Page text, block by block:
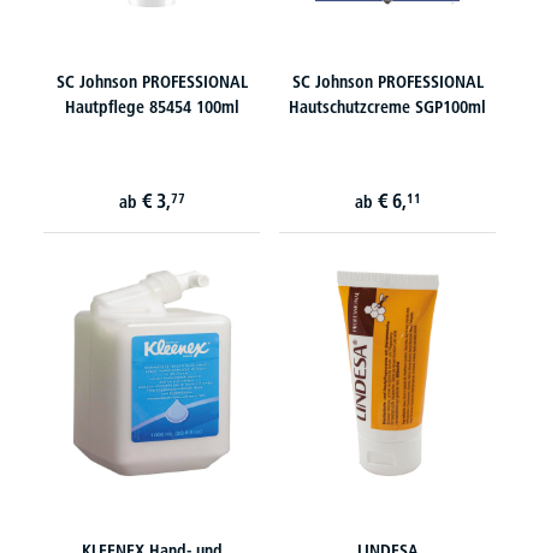
SC Johnson PROFESSIONAL
Hautpflege 85454 100ml
ab € 3,77
SC Johnson PROFESSIONAL
Hautschutzcreme SGP100ml
ab € 6,11